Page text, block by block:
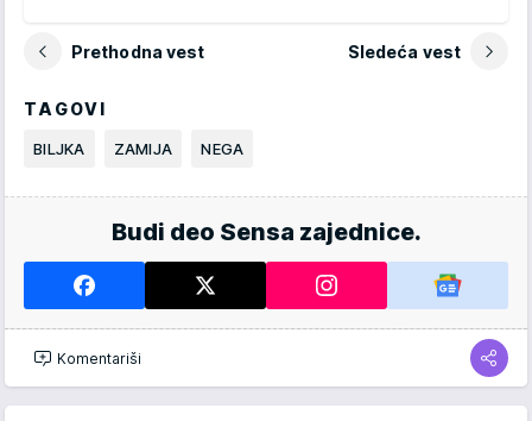
Prethodna vest Sledeća vest
TAGOVI
BILJKA ZAMIJA NEGA
Budi deo Sensa zajednice.
Komentariši